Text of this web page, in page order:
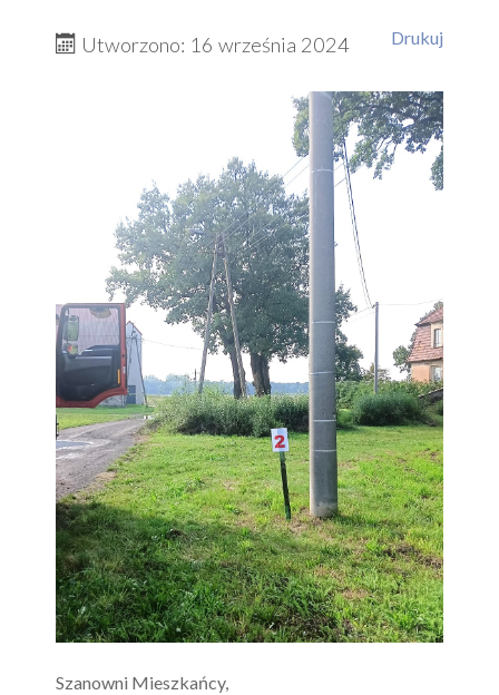
Drukuj
Utworzono: 16 września 2024
Szanowni Mieszkańcy,